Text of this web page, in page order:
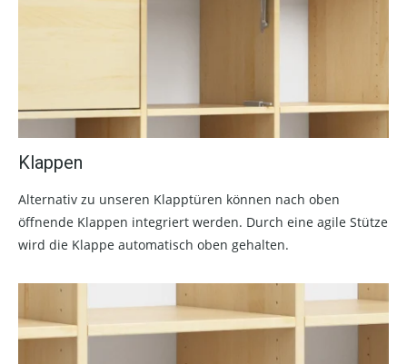
Klappen
Alternativ zu unseren Klapptüren können nach oben
öffnende Klappen integriert werden. Durch eine agile Stütze
wird die Klappe automatisch oben gehalten.